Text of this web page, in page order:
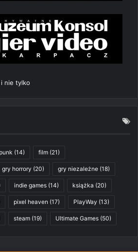
nie tylko
(14) film (21)
gry horrory (20) gry niezależne (18)
indie games (14) książka (20)
pixel heaven (17) PlayWay (13)
steam (19) Ultimate Games (50)